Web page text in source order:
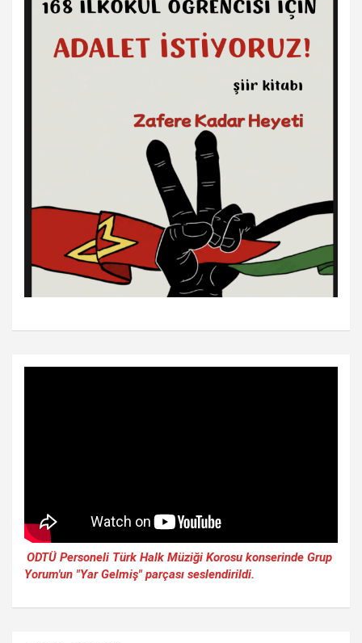
ODTÜ Personeli Türk Halk Müziği Korosu konserinde Grup
Yorum'un "Yar Gelmiş" parçası seslendirildi.